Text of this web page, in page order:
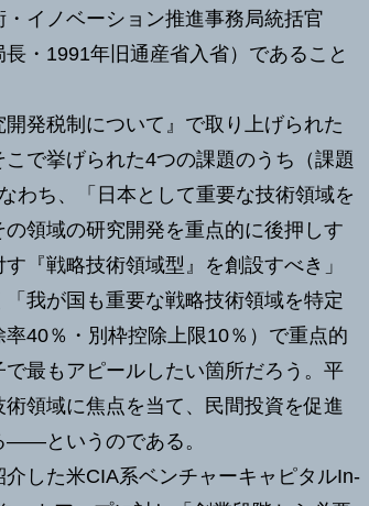
イノベーション推進事務局統括官
長・1991年旧通産省入省）であること
発税制について』で取り上げられた
で挙げられた4つの課題のうち（課題
わち、「日本として重要な技術領域を
領域の研究開発を重点的に後押しす
『戦略技術領域型』を創設すべき」
我が国も重要な戦略技術領域を特定
40％・別枠控除上限10％）で重点的
最もアピールしたい箇所だろう。平
領域に焦点を当て、民間投資を促進
――というのである。
した米CIA系ベンチャーキャピタルIn-